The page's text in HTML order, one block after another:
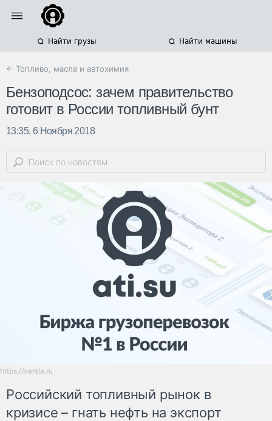
Найти грузы Найти машины
← Топливо, масла и автохимия
Бензоподсос: зачем правительство
готовит в России топливный бунт
13:35, 6 Ноября 2018
https://versia.ru
Российский топливный рынок в
кризисе – гнать нефть на экспорт